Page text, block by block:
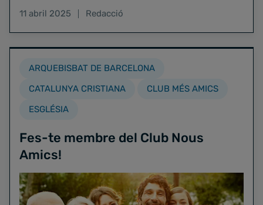
11 abril 2025
Redacció
ARQUEBISBAT DE BARCELONA
CATALUNYA CRISTIANA
CLUB MÉS AMICS
ESGLÉSIA
Fes-te membre del Club Nous
Amics!